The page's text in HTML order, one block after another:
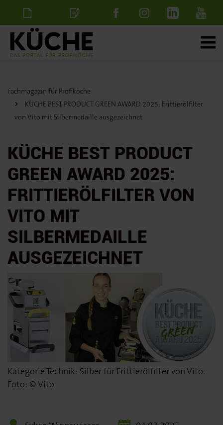
NewsletterStellenanzeige
Fachmagazin für Profiköche
KÜCHE BEST PRODUCT GREEN AWARD 2025: Frittierölfilter
von Vito mit Silbermedaille ausgezeichnet
KÜCHE BEST PRODUCT
GREEN AWARD 2025:
FRITTIERÖLFILTER VON
VITO MIT
SILBERMEDAILLE
AUSGEZEICHNET
Kategorie Technik: Silber für Frittierölfilter von Vito.
Foto: © Vito